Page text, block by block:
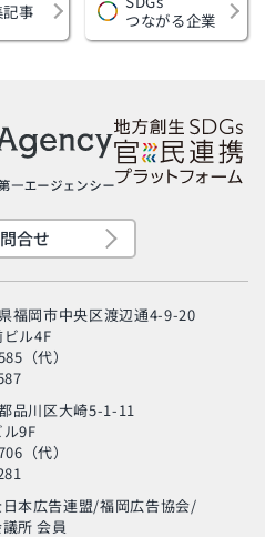
事
つながる企業
合せ
福岡市中央区渡辺通4-9-20
ル4F
（代）
品川区大崎5-1-11
9F
（代）
本広告連盟/福岡広告協会/
所 会員
「MSC海のエコラベ